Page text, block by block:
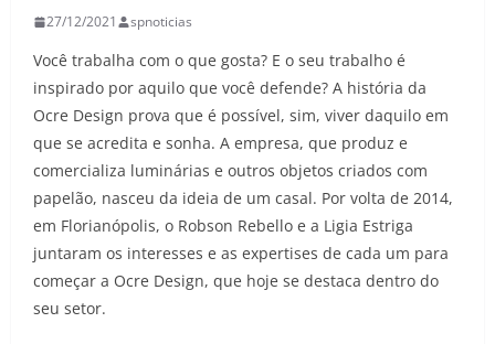
27/12/2021 spnoticias
Você trabalha com o que gosta? E o seu trabalho é
inspirado por aquilo que você defende? A história da
Ocre Design prova que é possível, sim, viver daquilo em
que se acredita e sonha. A empresa, que produz e
comercializa luminárias e outros objetos criados com
papelão, nasceu da ideia de um casal. Por volta de 2014,
em Florianópolis, o Robson Rebello e a Ligia Estriga
juntaram os interesses e as expertises de cada um para
começar a Ocre Design, que hoje se destaca dentro do
seu setor.